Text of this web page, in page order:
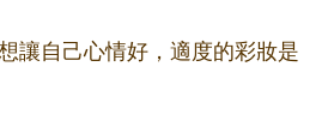
讓自己心情好，適度的彩妝是